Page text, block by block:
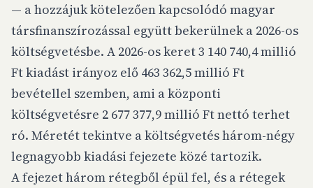
— a hozzájuk kötelezően kapcsolódó magyar
társfinanszírozással együtt bekerülnek a 2026-os
költségvetésbe. A 2026-os keret 3 140 740,4 millió
Ft kiadást irányoz elő 463 362,5 millió Ft
bevétellel szemben, ami a központi
költségvetésre 2 677 377,9 millió Ft nettó terhet
ró. Méretét tekintve a költségvetés három-négy
legnagyobb kiadási fejezete közé tartozik.
A fejezet három rétegből épül fel, és a rétegek